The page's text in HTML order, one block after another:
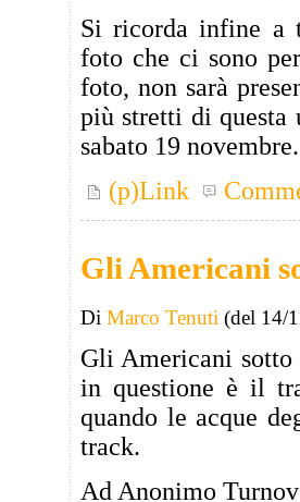
Si ricorda infine a
foto che ci sono
foto, non sarà
più stretti di questa
sabato 19 novembre.
(p)Link
Gli Americani
Di Marco Tenuti (del 14/
Gli Americani
in questione è il
quando le acque
track.
Ad Anonimo